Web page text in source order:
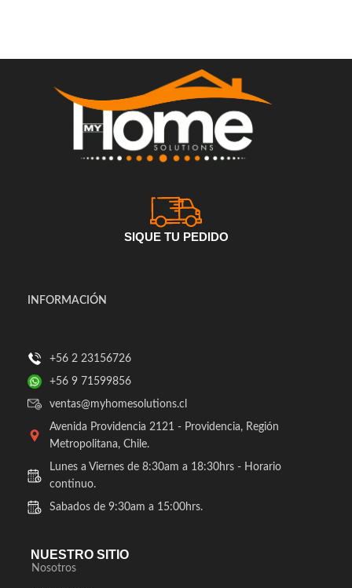
SIQUE TU PEDIDO
INFORMACIÓN
+56 2 23156726
+56 9 71599856
ventas@myhomesolutions.cl
Avenida Providencia 2121 - Providencia, Región
Metropolitana, Chile.
Lunes a Viernes de 8:30am a 18:30hrs - Horario
continuo.
Sabados de 9:30am a 15:00hrs.
NUESTRO SITIO
Nosotros